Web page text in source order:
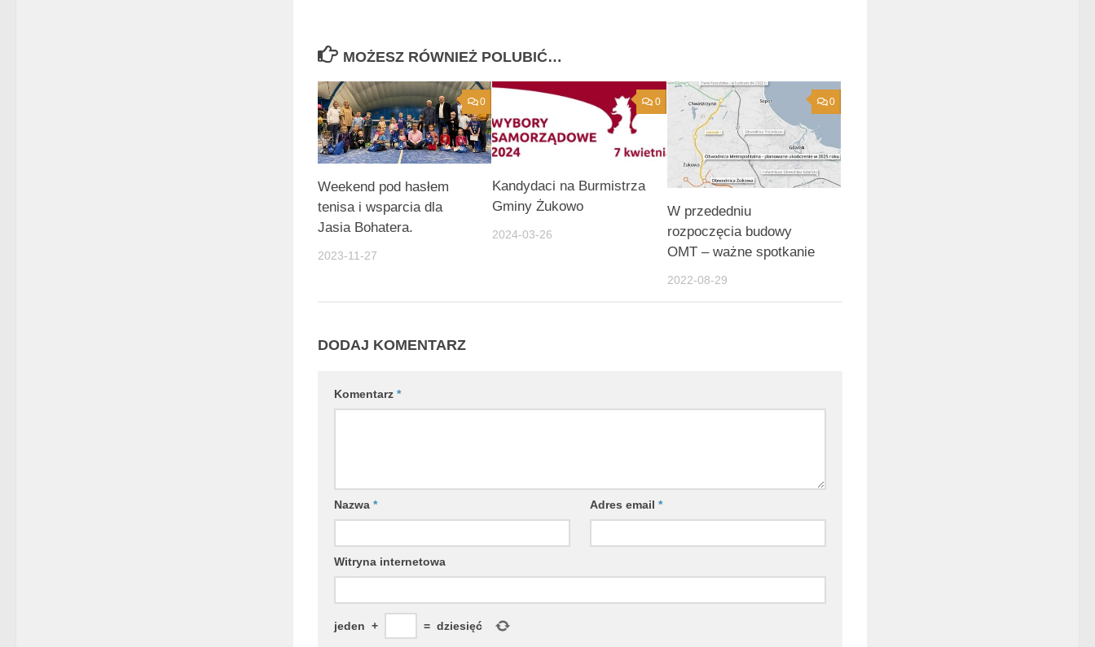
MOŻESZ RÓWNIEŻ POLUBIĆ…
0
Weekend pod hasłem
tenisa i wsparcia dla
Jasia Bohatera.
2023-11-27
0
Kandydaci na Burmistrza
Gminy Żukowo
2024-03-26
0
W przededniu
rozpoczęcia budowy
OMT – ważne spotkanie
2022-08-29
DODAJ KOMENTARZ
Komentarz *
Nazwa * Adres email*
Witryna internetowa
jeden + = dziesięć